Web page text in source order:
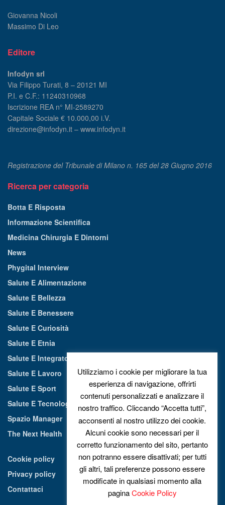
Giovanna Nicoli
Massimo Di Leo
Editore
Infodyn srl
Via Filippo Turati, 8 – 20121 MI
P.I. e C.F.: 11240310968
Iscrizione REA n° MI-2589270
Capitale Sociale € 10.000,00 i.V.
direzione@infodyn.it – www.infodyn.it
Registrazione del Tribunale di Milano n. 165 del 28 Giugno 2016
Ricerca per categoria
Botta E Risposta
Informazione Scientifica
Medicina Chirurgia E Dintorni
News
Phygital Interview
Salute E Alimentazione
Salute E Bellezza
Salute E Benessere
Salute E Curiosità
Salute E Etnia
Salute E Integratori Alimentari
Salute E Lavoro
Salute E Sport
Salute E Tecnologia
Spazio Manager
The Next Health
Cookie policy
Privacy policy
Contattaci
Utilizziamo i cookie per migliorare la tua
esperienza di navigazione, offrirti
contenuti personalizzati e analizzare il
nostro traffico. Cliccando “Accetta tutti”,
acconsenti al nostro utilizzo dei cookie.
Alcuni cookie sono necessari per il
corretto funzionamento del sito, pertanto
non potranno essere disattivati; per tutti
gli altri, tali preferenze possono essere
modificate in qualsiasi momento alla
paginaCookie Policy